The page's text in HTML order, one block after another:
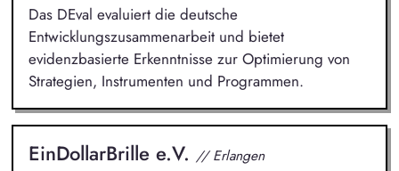
Das DEval evaluiert die deutsche
Entwicklungszusammenarbeit und bietet
evidenzbasierte Erkenntnisse zur Optimierung von
Strategien, Instrumenten und Programmen.
EinDollarBrille e.V. // Erlangen